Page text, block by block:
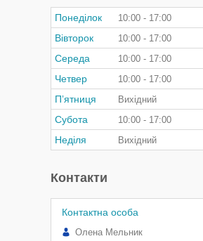
Понеділок 10:00 17:00
Вівторок 10:00 17:00
Середа 10:00 17:00
Четвер 10:00 17:00
Пʼятниця Вихідний
Субота 10:00 17:00
Неділя Вихідний
Контакти
Олена Мельник